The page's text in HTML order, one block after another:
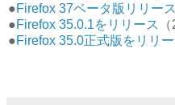
●Firefox 37ベータ版リリース
●Firefox 35.0.1をリリース
●Firefox 35.0正式版をリリ